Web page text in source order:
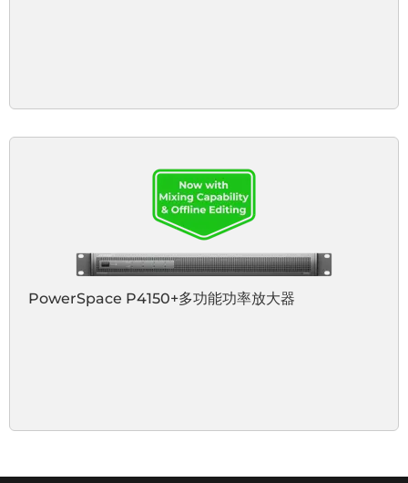
PowerSpace P4150+多功能功率放大器